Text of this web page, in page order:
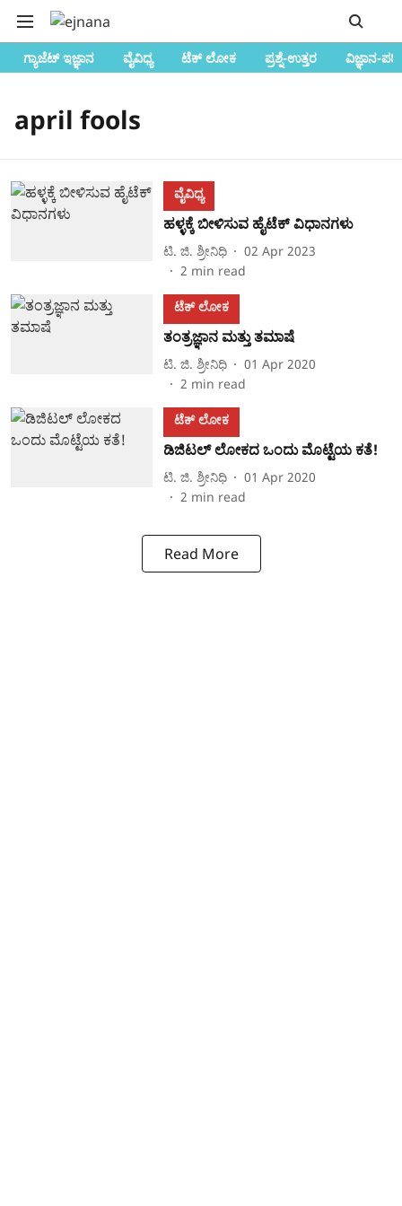
ಗ್ಯಾಜೆಟ್ ಇಜ್ಞಾನ ವೈವಿಧ್ಯ ಟೆಕ್ ಲೋಕ ಪ್ರಶ್ನೆ-ಉತ್ತರ ವಿಜ್ಞಾನ-
april fools
ವೈವಿಧ್ಯ
ಹಳ್ಳಕ್ಕೆ ಬೀಳಿಸುವ ಹೈಟೆಕ್ ವಿಧಾನಗಳು
ಟಿ. ಜಿ. ಶ್ರೀನಿಧಿ
02 Apr 2023
2 min read
ಟೆಕ್‌ ಲೋಕ
ತಂತ್ರಜ್ಞಾನ ಮತ್ತು ತಮಾಷೆ
ಟಿ. ಜಿ. ಶ್ರೀನಿಧಿ
01 Apr 2020
2 min read
ಟೆಕ್‌ ಲೋಕ
ಡಿಜಿಟಲ್ ಲೋಕದ ಒಂದು ಮೊಟ್ಟೆಯ ಕತೆ!
ಟಿ. ಜಿ. ಶ್ರೀನಿಧಿ
01 Apr 2020
2 min read
Read More